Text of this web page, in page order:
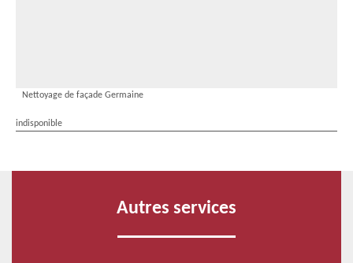
Nettoyage de façade Germaine
indisponible
Autres services